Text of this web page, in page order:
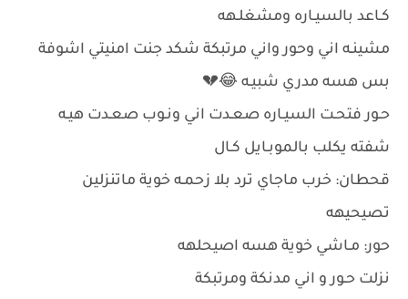
كـاعد بالسيـاره ومشغلـهه
مشينـه اني وحور واني مرتبكة شكد جنت امنيتي اشوفة
بس هسه مدري شبيـه 😂💔
حـور فتحـت السيـاره صعـدت اني ونـوب صعـدت هيـه
شفته يكلب بالموبـايل كـال
قحطان: خرب ماجاي ترد بلا زحمـه خوية ماتنزلين
تصيحيهه
حور: مـاشي خوية هسه اصيحلهه
نزلت حـور و اني مدنكة ومرتبكة